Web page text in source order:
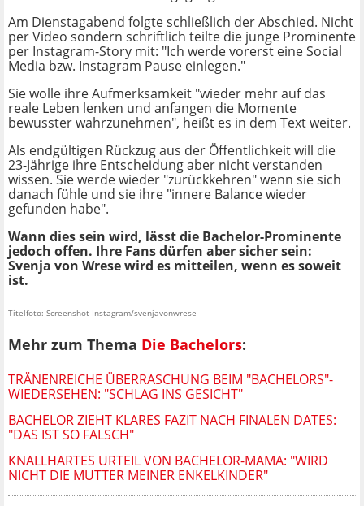
Am Dienstagabend folgte schließlich der Abschied. Nicht
per Video sondern schriftlich teilte die junge Prominente
per Instagram-Story mit: "Ich werde vorerst eine Social
Media bzw. Instagram Pause einlegen."
Sie wolle ihre Aufmerksamkeit "wieder mehr auf das
reale Leben lenken und anfangen die Momente
bewusster wahrzunehmen", heißt es in dem Text weiter.
Als endgültigen Rückzug aus der Öffentlichkeit will die
23-Jährige ihre Entscheidung aber nicht verstanden
wissen. Sie werde wieder "zurückkehren" wenn sie sich
danach fühle und sie ihre "innere Balance wieder
gefunden habe".
Wann dies sein wird, lässt die Bachelor-Prominente
jedoch offen. Ihre Fans dürfen aber sicher sein:
Svenja von Wrese wird es mitteilen, wenn es soweit
ist.
Titelfoto: Screenshot Instagram/svenjavonwrese
Mehr zum Thema Die Bachelors:
TRÄNENREICHE ÜBERRASCHUNG BEIM "BACHELORS"-
WIEDERSEHEN: "SCHLAG INS GESICHT"
BACHELOR ZIEHT KLARES FAZIT NACH FINALEN DATES:
"DAS IST SO FALSCH"
KNALLHARTES URTEIL VON BACHELOR-MAMA: "WIRD
NICHT DIE MUTTER MEINER ENKELKINDER"